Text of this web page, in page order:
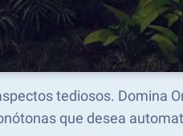
tediosos. Domina
que desea